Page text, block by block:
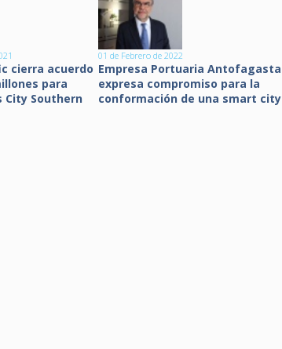
cierra acuerdo
para
City Southern
01 de Febrero de 2022
Empresa Portuaria Antofagasta
expresa compromiso para la
conformación de una smart city